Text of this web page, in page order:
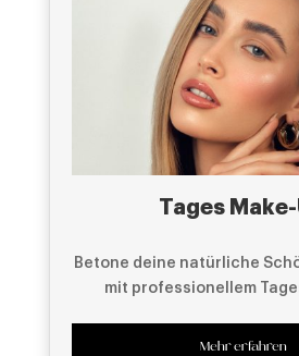
Tages
Betone deine natürliche
mit professionellem
Mehr erfahren